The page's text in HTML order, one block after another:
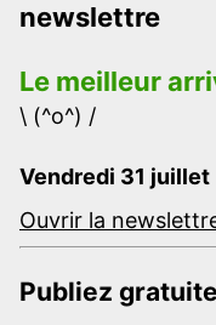
newslettre
Le meilleur
\ (^o^) /
Vendredi 31 juillet
Ouvrir la
Publiez